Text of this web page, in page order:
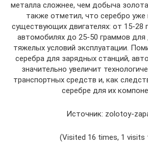
металла сложнее, чем добыча
также отметил, что серебро уже
существующих двигателях: от 15-28
автомобилях до 25-50 граммов для
тяжелых условий эксплуатации.
серебра для зарядных станций,
значительно увеличит
транспортных средств и, как
серебре для их
Источник: zolotoy-
(Visited 16 times, 1 visits